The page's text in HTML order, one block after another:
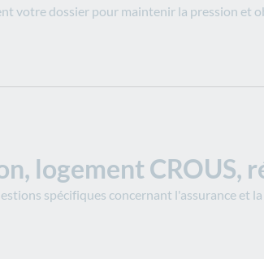
votre dossier pour maintenir la pression et
logement CROUS,
spécifiques concernant l'assurance et